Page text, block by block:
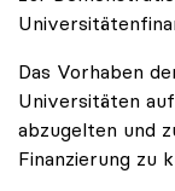
Das Vorhaben
Universitäten
abzugelten und
Finanzierung zu